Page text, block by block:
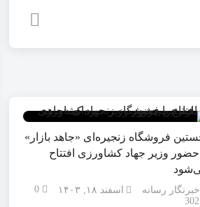
فروشگاه زنجیره‌ای «جاهد بازار»
حضور وزیر جهاد کشاورزی افتتاح
خبرنگار رسانه اسفند ۱۸, ۱۴۰۳
0
302